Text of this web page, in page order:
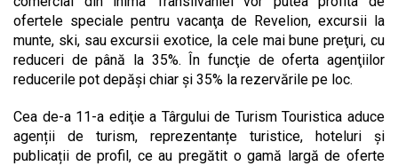
ofertele speciale pentru vacanţa de Revelion, excursii la
munte, ski, sau excursii exotice, la cele mai bune preţuri, cu
reduceri de până la 35%. În funcţie de oferta agenţiilor
reducerile pot depăşi chiar şi 35% la rezervările pe loc.
Cea de-a 11-a ediţie a Târgului de Turism Touristica aduce
agenții de turism, reprezentanțe turistice, hoteluri și
publicații de profil, ce au pregătit o gamă largă de oferte